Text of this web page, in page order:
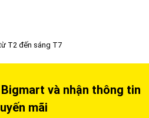
T2 đến sáng T7
và nhận thông tin
mãi